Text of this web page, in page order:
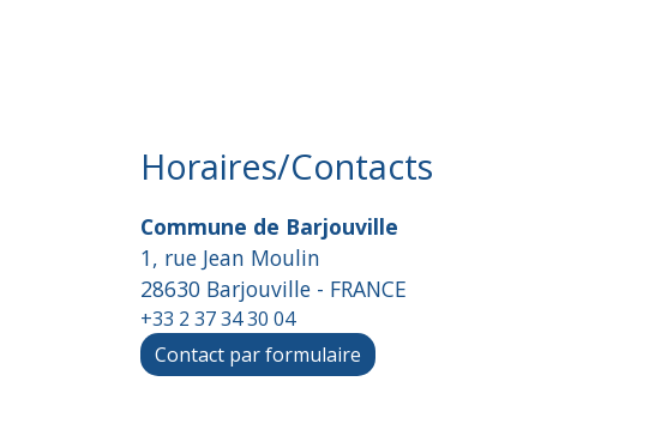
Horaires/Contacts
Commune de Barjouville
1, rue Jean Moulin
28630 Barjouville - FRANCE
+33 2 37 34 30 04
Contact par formulaire